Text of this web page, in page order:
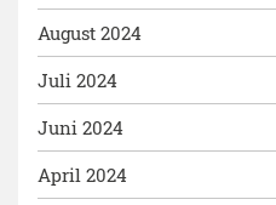
August 2024
Juli 2024
Juni 2024
April 2024